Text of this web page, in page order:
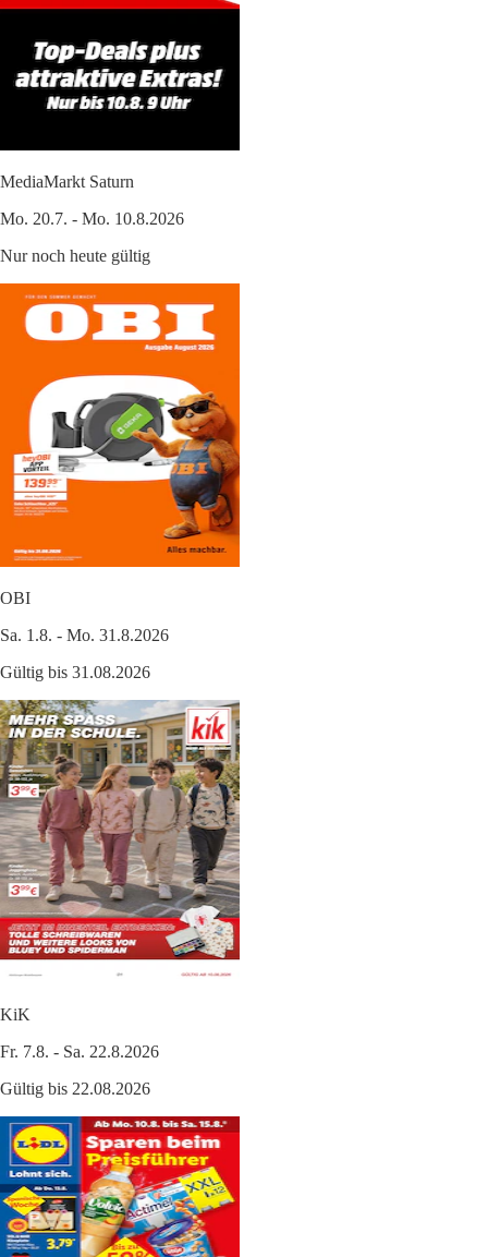
MediaMarkt Saturn
Mo. 20.7. - Mo. 10.8.2026
Nur noch heute gültig
OBI
Sa. 1.8. - Mo. 31.8.2026
Gültig bis 31.08.2026
KiK
Fr. 7.8. - Sa. 22.8.2026
Gültig bis 22.08.2026